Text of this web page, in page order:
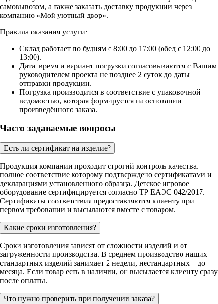
самовывозом, а также заказать доставку продукции через
компанию «Мой уютный двор».
Правила оказания услуги:
Склад работает по будням с 8:00 до 17:00 (обед с 12:00 до
13:00).
Дата, время и вариант погрузки согласовываются с Вашим
руководителем проекта не позднее 2 суток до даты
отправки продукции.
Погрузка производится в соответствие с упаковочной
ведомостью, которая формируется на основании
произведённого заказа.
Часто задаваемые вопросы
Есть ли сертификат на изделие?
Продукция компании проходит строгий контроль качества,
полное соответствие которому подтверждено сертификатами и
декларациями установленного образца. Детское игровое
оборудование сертифицируется согласно ТР ЕАЭС 042/2017.
Сертификаты соответствия предоставляются клиенту при
первом требовании и высылаются вместе с товаром.
Какие сроки изготовления?
Сроки изготовления зависят от сложности изделий и от
загруженности производства. В среднем производство наших
стандартных изделий занимает 2 недели, нестандартных – до
месяца. Если товар есть в наличии, он высылается клиенту сразу
после оплаты.
Что нужно проверить при получении заказа?